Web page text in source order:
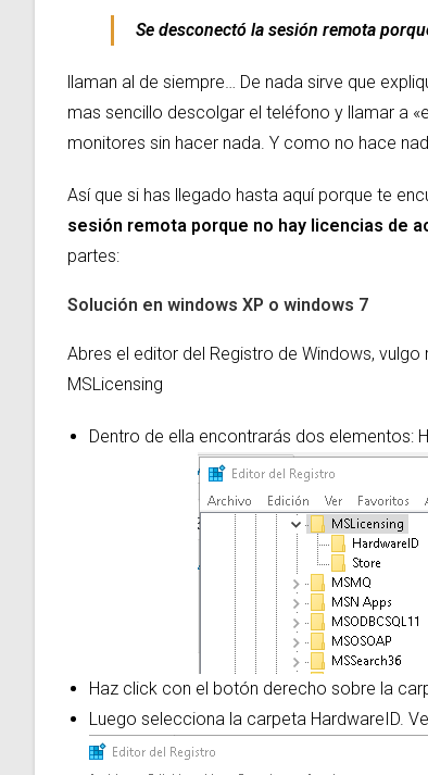
Se desconectó la sesión remota
llaman al de siempre… De nada sirve que
mas sencillo descolgar el teléfono y llamar a
monitores sin hacer nada. Y como no hace
Así que si has llegado hasta aquí porque te
sesión remota porque no hay licencias de
partes:
Solución en windows XP o windows 7
Abres el editor del Registro de Windows, vulgo
MSLicensing
Dentro de ella encontrarás dos elementos:
Haz click con el botón derecho sobre la
Luego selecciona la carpeta HardwareID.